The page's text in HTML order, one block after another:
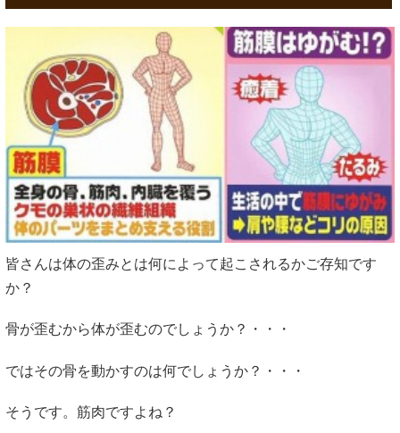
皆さんは体の歪みとは何によって起こされるかご存知です
か？
骨が歪むから体が歪むのでしょうか？・・・
ではその骨を動かすのは何でしょうか？・・・
そうです。筋肉ですよね？